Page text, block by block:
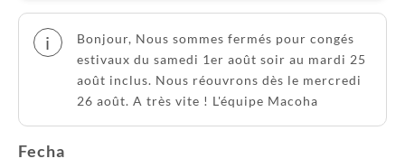
i
Bonjour, Nous sommes fermés pour congés
estivaux du samedi 1er août soir au mardi 25
août inclus. Nous réouvrons dès le mercredi
26 août. A très vite ! L'équipe Macoha
Fecha